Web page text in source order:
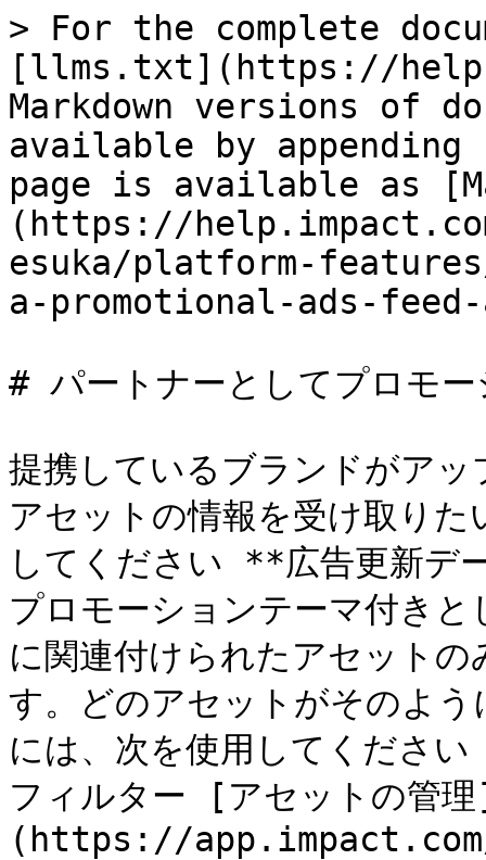
> For the complete
[llms.txt](https://
Markdown versions of
available by
page is available as
(https://
esuka/platform-
a-promotional-ads-
# パートナーとしてプロモ
提携しているブランドがア
アセットの情報を受け取り
してください **広告更新デ
プロモーションテーマ付き
に関連付けられたアセット
す。どのアセットがそのよ
には、次を使用してくださ
フィルター [アセットの管
(https://